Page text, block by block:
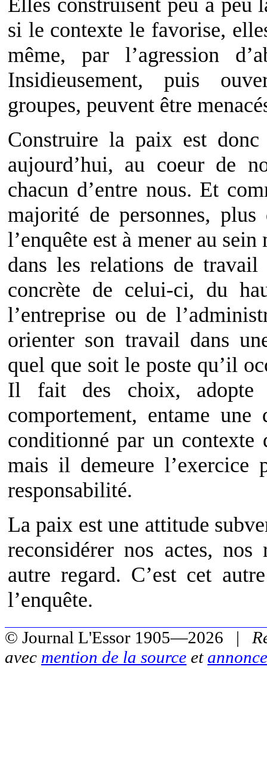
Elles construisent peu à peu
si le contexte le favorise,
même, par l’agression
Insidieusement, puis
groupes, peuvent être
Construire la paix est
aujourd’hui, au coeur de
chacun d’entre nous. Et
majorité de personnes,
l’enquête est à mener au
dans les relations de
concrète de celui-ci, du
l’entreprise ou de
orienter son travail dans
quel que soit le poste qu’il
Il fait des choix, adopte
comportement, entame
conditionné par un contexte
mais il demeure l’exercice
responsabilité.
La paix est une attitude
reconsidérer nos actes,
autre regard. C’est cet
l’enquête.
© Journal L'Essor 1905—2026 |
avec mention de la source et